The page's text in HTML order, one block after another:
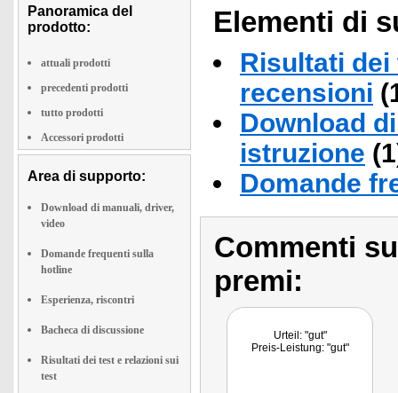
Panoramica del
prodotto:
attuali prodotti
precedenti prodotti
tutto prodotti
Accessori prodotti
Area di supporto:
Download di manuali, driver,
video
Domande frequenti sulla
hotline
Esperienza, riscontri
Bacheca di discussione
Risultati dei test e relazioni sui
test
Elementi di
Risultati
recensioni
Download
istruzione
Domande
Commenti
premi:
Urteil: "gut"
Preis-Leistung: "gut"